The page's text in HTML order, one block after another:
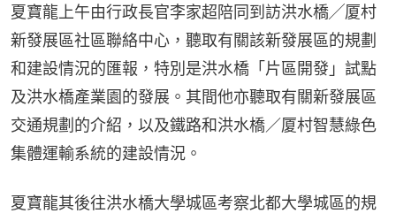
夏寶龍上午由行政長官李家超陪同到訪洪水橋╱厦村
新發展區社區聯絡中心，聽取有關該新發展區的規劃
和建設情況的匯報，特別是洪水橋「片區開發」試點
及洪水橋產業園的發展。其間他亦聽取有關新發展區
交通規劃的介紹，以及鐵路和洪水橋／厦村智慧綠色
集體運輸系統的建設情況。
夏寶龍其後往洪水橋大學城區考察北都大學城區的規